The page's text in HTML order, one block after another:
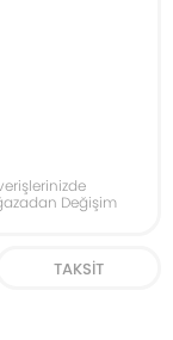
Değişim
TAKSIT